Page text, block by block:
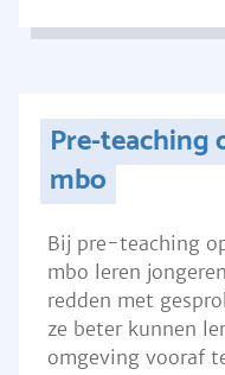
Pre-
mbo
Bij pre-teaching
mbo leren
redden met
ze beter kunnen
omgeving vooraf